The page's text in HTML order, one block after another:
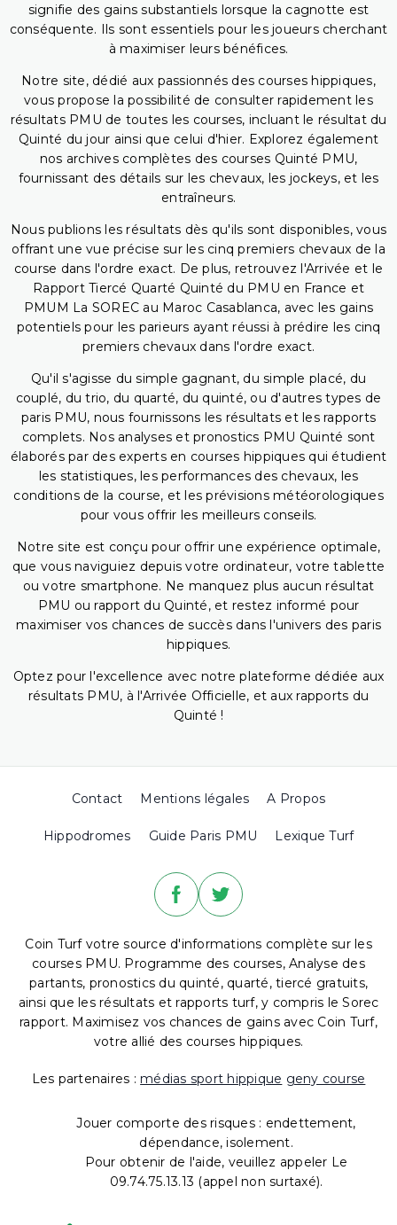
signifie des gains substantiels lorsque la cagnotte est
conséquente. Ils sont essentiels pour les joueurs cherchant
à maximiser leurs bénéfices.
Notre site, dédié aux passionnés des courses hippiques,
vous propose la possibilité de consulter rapidement les
résultats PMU de toutes les courses, incluant le résultat du
Quinté du jour ainsi que celui d'hier. Explorez également
nos archives complètes des courses Quinté PMU,
fournissant des détails sur les chevaux, les jockeys, et les
entraîneurs.
Nous publions les résultats dès qu'ils sont disponibles, vous
offrant une vue précise sur les cinq premiers chevaux de la
course dans l'ordre exact. De plus, retrouvez l'Arrivée et le
Rapport Tiercé Quarté Quinté du PMU en France et
PMUM La SOREC au Maroc Casablanca, avec les gains
potentiels pour les parieurs ayant réussi à prédire les cinq
premiers chevaux dans l'ordre exact.
Qu'il s'agisse du simple gagnant, du simple placé, du
couplé, du trio, du quarté, du quinté, ou d'autres types de
paris PMU, nous fournissons les résultats et les rapports
complets. Nos analyses et pronostics PMU Quinté sont
élaborés par des experts en courses hippiques qui étudient
les statistiques, les performances des chevaux, les
conditions de la course, et les prévisions météorologiques
pour vous offrir les meilleurs conseils.
Notre site est conçu pour offrir une expérience optimale,
que vous naviguiez depuis votre ordinateur, votre tablette
ou votre smartphone. Ne manquez plus aucun résultat
PMU ou rapport du Quinté, et restez informé pour
maximiser vos chances de succès dans l'univers des paris
hippiques.
Optez pour l'excellence avec notre plateforme dédiée aux
résultats PMU, à l'Arrivée Officielle, et aux rapports du
Quinté !
Contact Mentions légales A Propos
Hippodromes Guide Paris PMU Lexique Turf
Coin Turf votre source d'informations complète sur les
courses PMU. Programme des courses, Analyse des
partants, pronostics du quinté, quarté, tiercé gratuits,
ainsi que les résultats et rapports turf, y compris le Sorec
rapport. Maximisez vos chances de gains avec Coin Turf,
votre allié des courses hippiques.
Les partenaires : médias sport hippique geny course
Jouer comporte des risques : endettement,
dépendance, isolement.
Pour obtenir de l'aide, veuillez appeler Le
09.74.75.13.13 (appel non surtaxé).